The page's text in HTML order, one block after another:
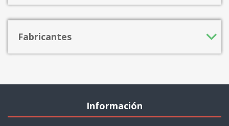
Fabricantes
Información